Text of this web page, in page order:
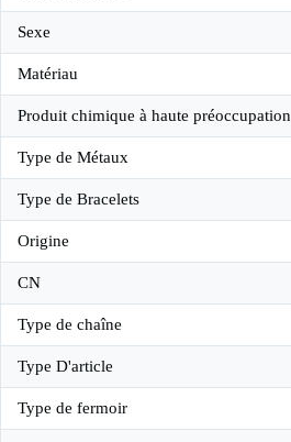
Sexe
Matériau
Produit chimique à haute préoccupation
Type de Métaux
Type de Bracelets
Origine
CN
Type de chaîne
Type D'article
Type de fermoir